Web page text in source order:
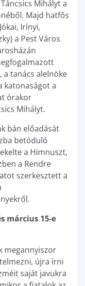
Mihályt a
Majd hatfős
Irínyi,
a Pest Város
a tanács alelnöke
katonaságot a
órakor
Mihályt.
bán előadását
betóduló
a Himnuszt,
a Rendre
szerkesztett a
március 15-e
megannyiszor
újra írni
saját javukra